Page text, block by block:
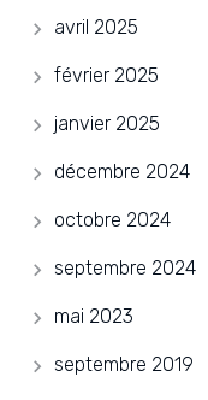
avril 2025
février 2025
janvier 2025
décembre 2024
octobre 2024
septembre 2024
mai 2023
septembre 2019